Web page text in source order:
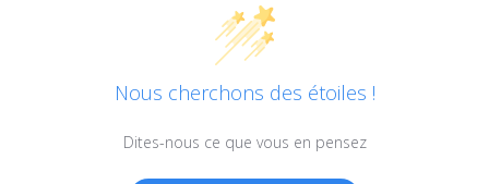
Nous cherchons des étoiles !
Dites-nous ce que vous en pensez